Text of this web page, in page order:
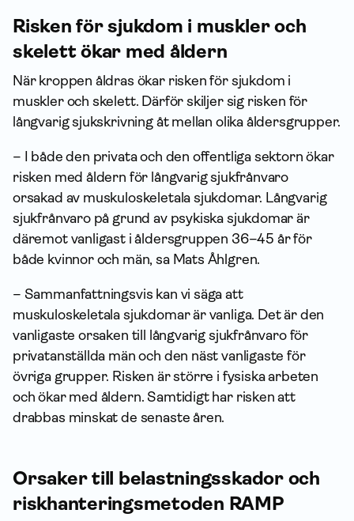
Risken för sjukdom i muskler och
skelett ökar med åldern
När kroppen åldras ökar risken för sjukdom i
muskler och skelett. Därför skiljer sig risken för
långvarig sjukskrivning åt mellan olika åldersgrupper.
– I både den privata och den offentliga sektorn ökar
risken med åldern för långvarig sjukfrånvaro
orsakad av muskuloskeletala sjukdomar. Långvarig
sjukfrånvaro på grund av psykiska sjukdomar är
däremot vanligast i åldersgruppen 36–45 år för
både kvinnor och män, sa Mats Åhlgren.
– Sammanfattningsvis kan vi säga att
muskuloskeletala sjukdomar är vanliga. Det är den
vanligaste orsaken till långvarig sjukfrånvaro för
privatanställda män och den näst vanligaste för
övriga grupper. Risken är större i fysiska arbeten
och ökar med åldern. Samtidigt har risken att
drabbas minskat de senaste åren.
Orsaker till belastningsskador och
riskhanteringsmetoden RAMP